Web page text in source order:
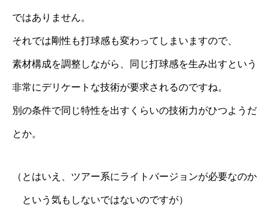
ではありません。
それでは剛性も打球感も変わってしまいますので、
素材構成を調整しながら、同じ打球感を生み出すという
非常にデリケートな技術が要求されるのですね。
別の条件で同じ特性を出すくらいの技術力がひつようだ
とか。
（とはいえ、ツアー系にライトバージョンが必要なのか
という気もしないではないのですが）